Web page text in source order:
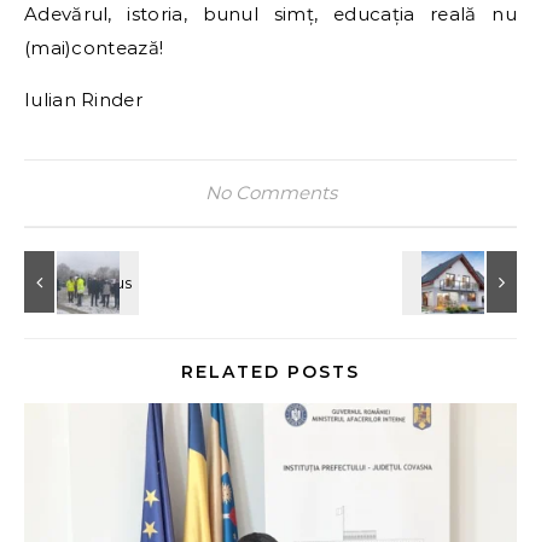
Adevărul, istoria, bunul simț, educația reală nu
(mai)contează!
Iulian Rinder
No Comments
RELATED POSTS